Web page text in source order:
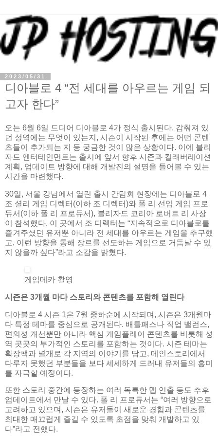
2023/05/31
디아블로 4 “전 세대를 아우르는 게임 되
고자 한다”
오는 6월 6일 드디어 디아블로 4가 정식 출시된다. 감춰져 있
던 성역에는 무엇이 있는지, 시즌이 시작된 후에는 어떤 콘텐
츠들이 추가되는 지 등 궁금한 것이 많은 상황이다. 이에 블리
자드 엔터테인먼트는 출시에 앞서 향후 시즌과 컬래버레이션
계획, 업데이트 방향에 대해 개발진의 설명을 들어볼 수 있는
시간을 마련했다.
30일, 서울 강남에서 열린 출시 간담회 현장에는 디아블로 4
조 셜리 게임 디렉터(이하 조 디렉터)와 폴 리 선임 게임 프로
듀서(이하 폴 리 프로듀서), 블리자드 코리아 로버트 리 사장
이 참석했다. 이 곳에서 조 디렉터는 “지속적으로 디아블로를
즐겨주셨던 유저뿐 아니라 전 세대를 아우르는 게임을 추구했
고, 이런 방향을 통해 장르를 선도하는 게임으로 거듭날 수 있
지 않을까 싶다”라고 소감을 밝혔다.
게임메카 촬영
시즌은 3개월 마다 스토리와 콘텐츠를 포함해 열린다
디아블로 4 시즌 1은 7월 중하순에 시작되며, 시즌은 3개월마
다 특정 테마를 중심으로 공개된다. 배틀패스나 직업 밸런스,
편의성 개선뿐만 아니라 핵심 게임플레이 콘텐츠를 비롯해 성
역 곳곳의 부가적인 스토리를 포함하는 것이다. 시즌 테마는
확장팩과 별개로 각 지역의 이야기를 담고, 메인스토리에서
다루지 못했던 부분들을 보다 세세하게 드러내 유저들의 흥미
를 자극할 예정이다.
또한 스토리 중간에 등장하는 여러 독특한 맵 연출 등도 추후
업데이트에서 만날 수 있다. 폴 리 프로듀서는 “여러 방향으로
고려하고 있으며, 시즌은 유저들이 새로운 경험과 콘텐츠를
최대한 매끄럽게 즐길 수 있도록 초점을 맞춰 개발하고 있
다”라고 전했다.